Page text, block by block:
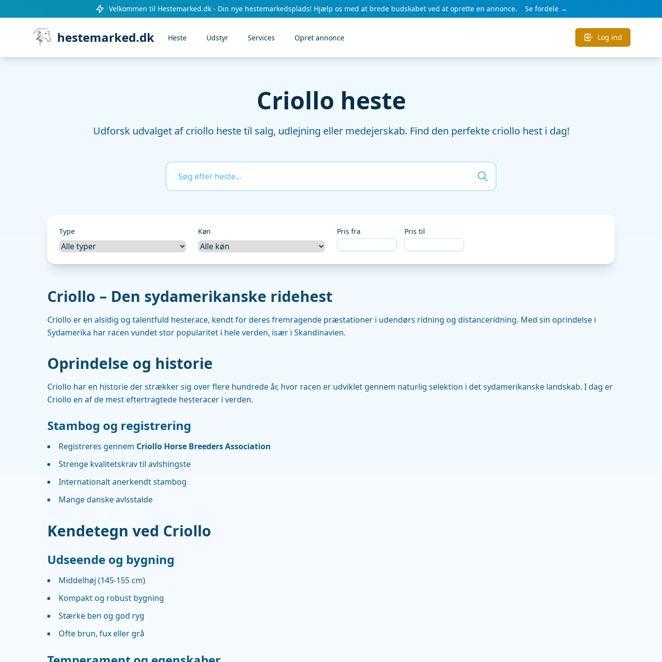
Velkommen til Hestemarked.dk - Din nye hestemarkedsplads! Hjælp os med at brede budskabet ved at oprette en annonce. Se fordele →
hestemarked.dk Heste Udstyr Services Opret annonce Log ind
Criollo heste
Udforsk udvalget af criollo heste til salg, udlejning eller medejerskab. Find den perfekte criollo hest i dag!
Type Køn Pris fra Pris til
Criollo – Den sydamerikanske ridehest
Criollo er en alsidig og talentfuld hesterace, kendt for deres fremragende præstationer i udendørs ridning og distanceridning. Med sin oprindelse i
Sydamerika har racen vundet stor popularitet i hele verden, især i Skandinavien.
Oprindelse og historie
Criollo har en historie der strækker sig over flere hundrede år, hvor racen er udviklet gennem naturlig selektion i det sydamerikanske landskab. I dag er
Criollo en af de mest eftertragtede hesteracer i verden.
Stambog og registrering
Registreres gennem Criollo Horse Breeders Association
Strenge kvalitetskrav til avlshingste
Internationalt anerkendt stambog
Mange danske avlsstalde
Kendetegn ved Criollo
Udseende og bygning
Middelhøj (145-155 cm)
Kompakt og robust bygning
Stærke ben og god ryg
Ofte brun, fux eller grå